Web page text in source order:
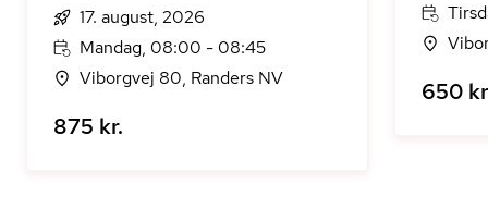
17. august, 2026
Mandag, 08:00 - 08:45
Viborgvej 80, Randers NV
875 kr.
650